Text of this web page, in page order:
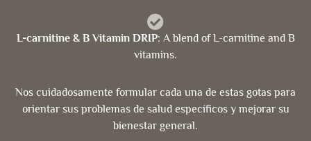
L-carnitine & B Vitamin DRIP: A blend of L-carnitine and B
vitamins.
Nos cuidadosamente formular cada una de estas gotas para
orientar sus problemas de salud específicos y mejorar su
bienestar general.